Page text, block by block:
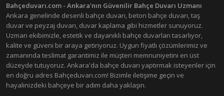
Bahçeduvarı.com - Ankara'nın Güvenilir Bahçe Duvarı Uzmanı
Ankara genelinde desenli bahçe duvarı, beton bahçe duvarı, taş
duvar ve peyzaj duvarı, duvar kaplama gibi hizmetler sunuyoruz.
Uzman ekibimizle, estetik ve dayanıklı bahçe duvarları tasarlıyor,
kalite ve güveni bir araya getiriyoruz. Uygun fiyatlı çözümlerimiz ve
zamanında teslimat garantimiz ile müşteri memnuniyetini en üst
düzeyde tutuyoruz. Ankara'da bahçe duvarı yaptırmak isteyenler için
en doğru adres Bahçeduvarı.com! Bizimle iletişime geçin ve
hayalinizdeki bahçeye bir adım daha yaklaşın.